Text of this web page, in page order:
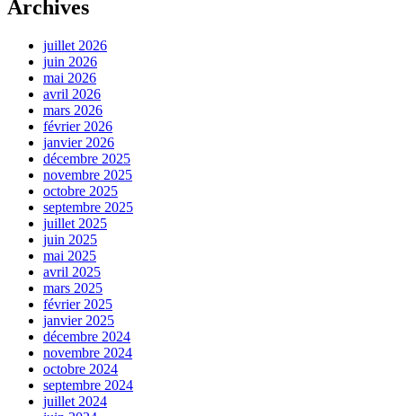
Archives
juillet 2026
juin 2026
mai 2026
avril 2026
mars 2026
février 2026
janvier 2026
décembre 2025
novembre 2025
octobre 2025
septembre 2025
juillet 2025
juin 2025
mai 2025
avril 2025
mars 2025
février 2025
janvier 2025
décembre 2024
novembre 2024
octobre 2024
septembre 2024
juillet 2024